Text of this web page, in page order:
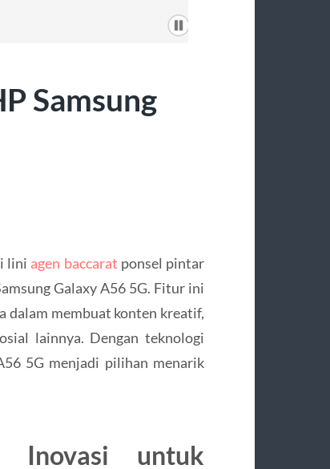
Samsung
lini agen baccarat ponsel pintar
Galaxy A56 5G. Fitur ini
dalam membuat konten kreatif,
lainnya. Dengan teknologi
5G menjadi pilihan menarik
Inovasi untuk